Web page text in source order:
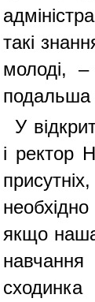
такі
молоді,
подальша
У
і ректор
якщо наша